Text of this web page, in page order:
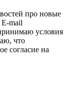
про новые
mail
условия
что
согласие на